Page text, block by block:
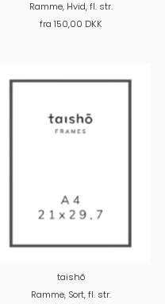
Ramme, Hvid, fl. str.
fra 150,00 DKK
taishõ
Ramme, Sort, fl. str.